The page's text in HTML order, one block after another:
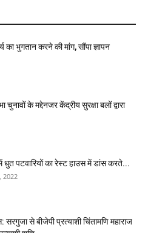
का भुगतान करने की मांग, सौंपा ज्ञापन
चुनावों के मद्देनजर केंद्रीय सुरक्षा बलों द्वारा
पटवारियों का रेस्ट हाउस में डांस करते...
2022
से बीजेपी प्रत्याशी चिंतामणि महाराज